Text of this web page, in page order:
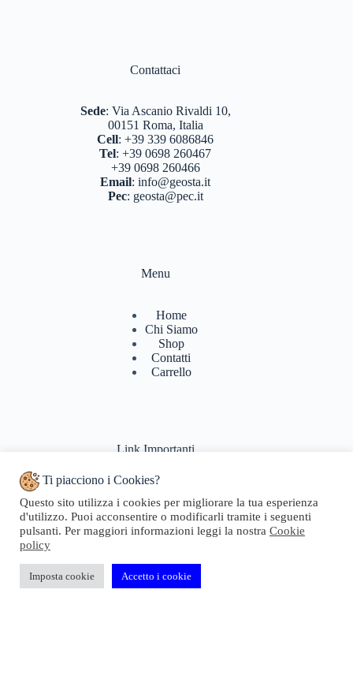
Contattaci
Sede: Via Ascanio Rivaldi 10,
00151 Roma, Italia
Cell:+39 339 6086846
Tel:+39 0698 260467
+39 0698 260466
Email:info@geosta.it
Pec: geosta@pec.it
Menu
Home
Chi Siamo
Shop
Contatti
Carrello
Link Importanti
Politiche di Reso
Pagamenti & Spedizioni
Termini di utilizzo
Cookie Policy
Domande Frequenti
Copyright © 2024 Geosta di Longhi Rita - Web powered by
Ti piacciono i Cookies?
Questo sito utilizza i cookies per migliorare la tua esperienza
d'utilizzo. Puoi acconsentire o modificarli tramite i seguenti
pulsanti. Per maggiori informazioni leggi la nostra Cookie
policy
Imposta cookie Accetto i cookie